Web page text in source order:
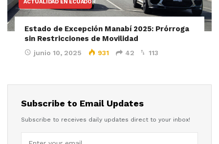
ACTUALIDAD EN ECUADOR
Estado de Excepción Manabí 2025: Prórroga
sin Restricciones de Movilidad
junio 10, 2025 931 42 113
Subscribe to Email Updates
Subscribe to receives daily updates direct to your inbox!